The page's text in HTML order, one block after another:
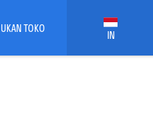
TOKO IN